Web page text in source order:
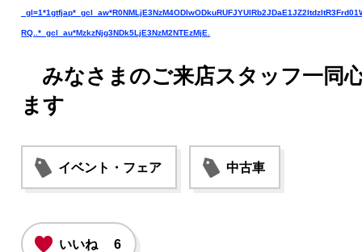
RQ..*_gcl_au*MzkzNjg3NDk5LjE3NzM2NTEzMjE.
みなさまのご来店スタッフ一同
ます
イベント・フェア 中古車
いいね 6